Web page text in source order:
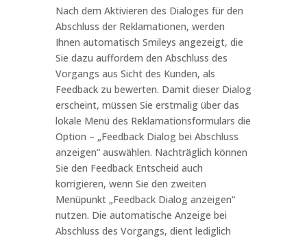
Nach dem Aktivieren des Dialoges für den
Abschluss der Reklamationen, werden
Ihnen automatisch Smileys angezeigt, die
Sie dazu auffordern den Abschluss des
Vorgangs aus Sicht des Kunden, als
Feedback zu bewerten. Damit dieser Dialog
erscheint, müssen Sie erstmalig über das
lokale Menü des Reklamationsformulars die
Option – „Feedback Dialog bei Abschluss
anzeigen“ auswählen. Nachträglich können
Sie den Feedback Entscheid auch
korrigieren, wenn Sie den zweiten
Menüpunkt „Feedback Dialog anzeigen“
nutzen. Die automatische Anzeige bei
Abschluss des Vorgangs, dient lediglich